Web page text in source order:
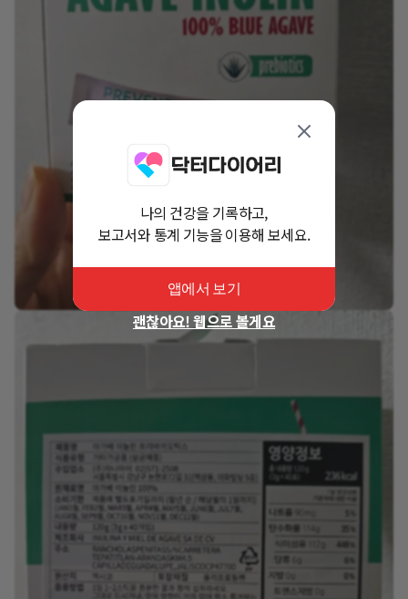
나의 건강을 기록하고,
보고서와 통계 기능을 이용해 보세요.
앱에서 보기
괜찮아요! 웹으로 볼게요